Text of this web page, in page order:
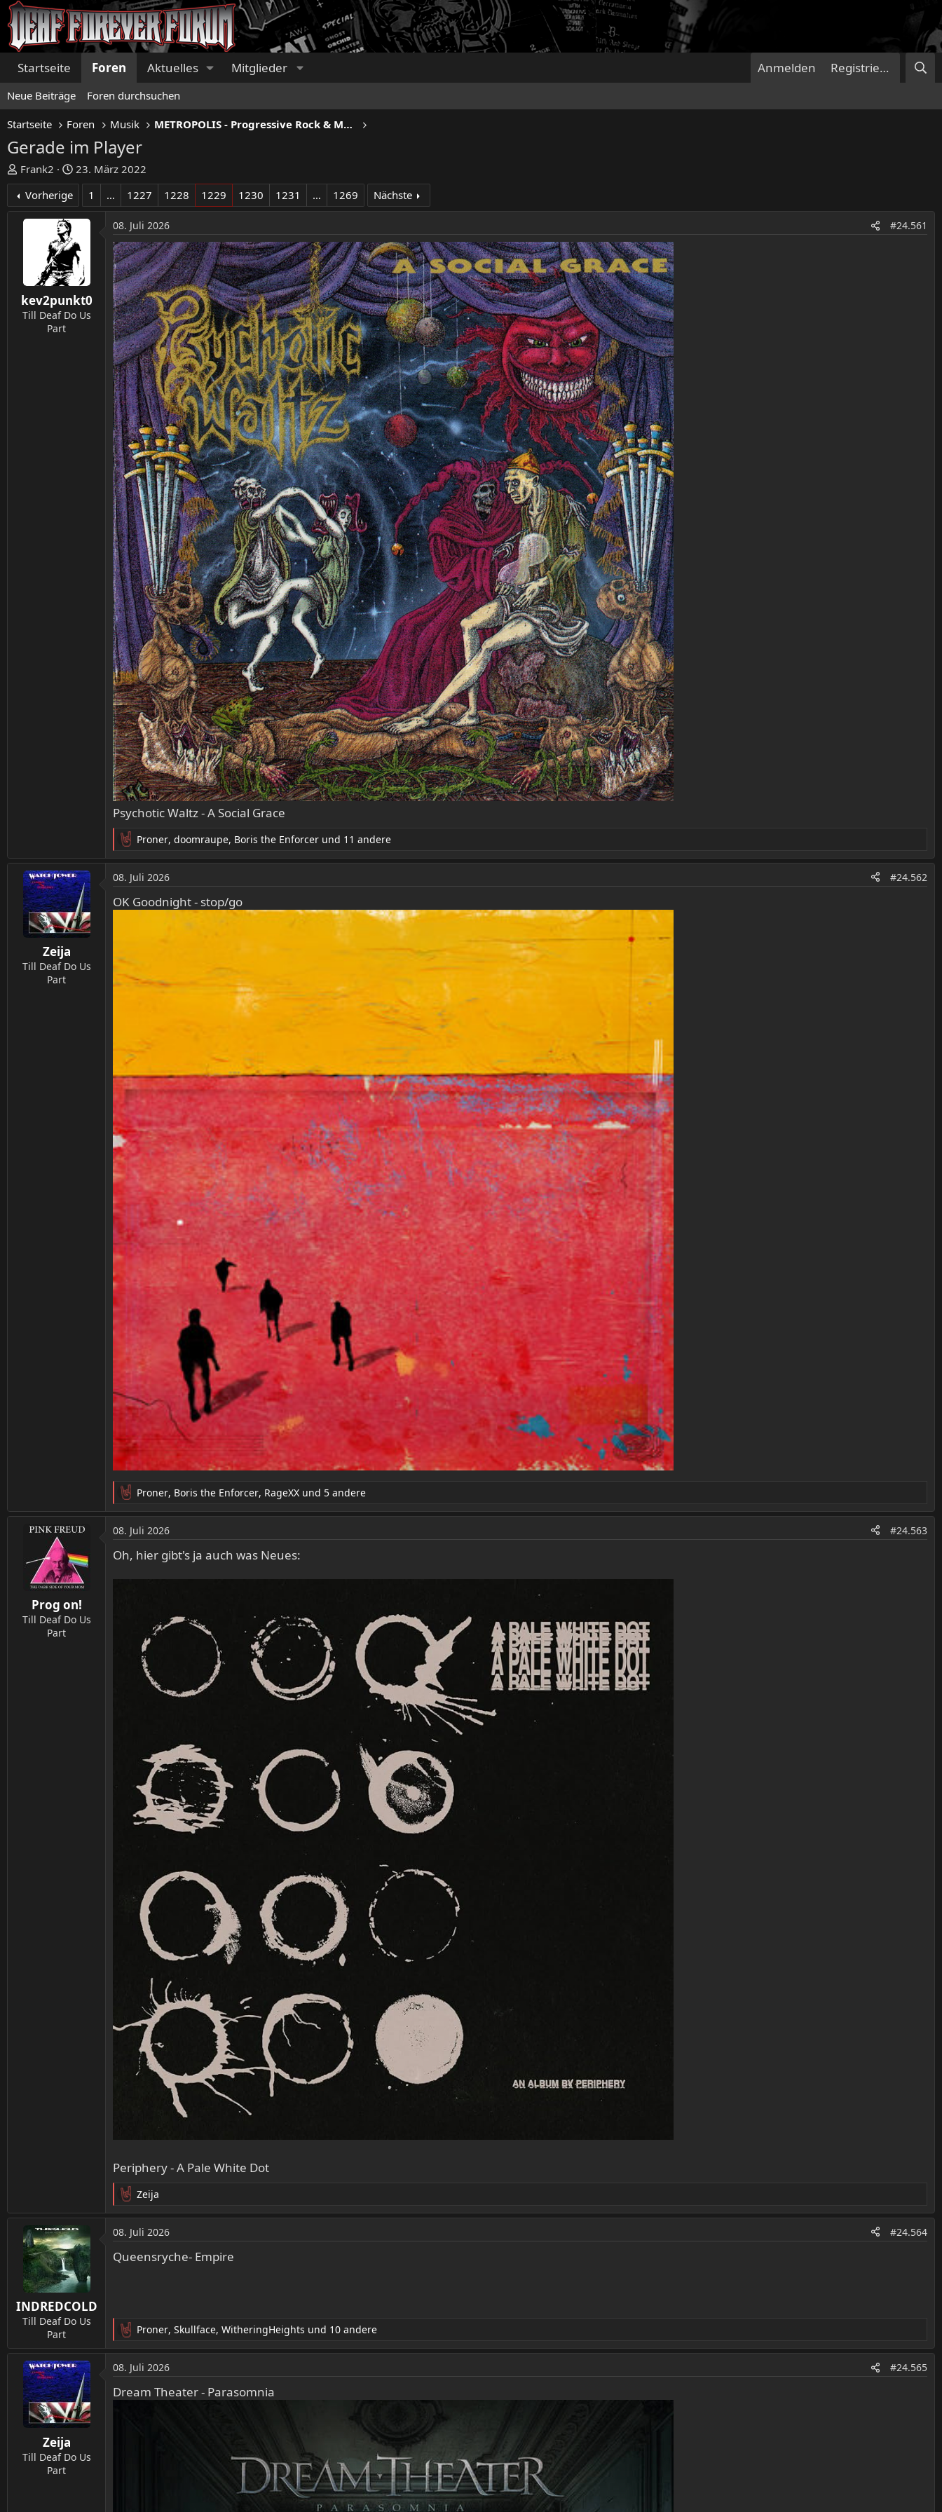
Startseite Foren Aktuelles Mitglieder Anmelden Registrieren
Neue Beiträge Foren durchsuchen
Startseite Foren Musik METROPOLIS - Progressive Rock & Metal
Gerade im Player
E
r
t
r
Frank2
E
r
t
l
l
t
a
m
23. März 2022
Vorherige
1 … 1227 1228 1229 1230 1231 … 1269 Nächste
kev2punkt0
Till Deaf Do Us
Part
08. Juli 2026 #24.561
Psychotic Waltz - A Social Grace
R
e
a
k
t
i
n
:
Proner, doomraupe, Boris the Enforcer und 11 andere
Zeija
Till Deaf Do Us
Part
08. Juli 2026 #24.562
OK Goodnight - stop/go
R
e
a
k
t
o
Proner, Boris the Enforcer, RageXX und 5 andere
Prog on!
Till Deaf Do Us
Part
08. Juli 2026 #24.563
Oh, hier gibt's ja auch was Neues:
Periphery - A Pale White Dot
R
e
a
k
t
i
Zeija
INDREDCOLD
Till Deaf Do Us
Part
08. Juli 2026 #24.564
Queensryche- Empire
R
e
a
k
t
i
Proner, Skullface, WitheringHeights und 10 andere
Zeija
Till Deaf Do Us
Part
08. Juli 2026 #24.565
Dream Theater - Parasomnia